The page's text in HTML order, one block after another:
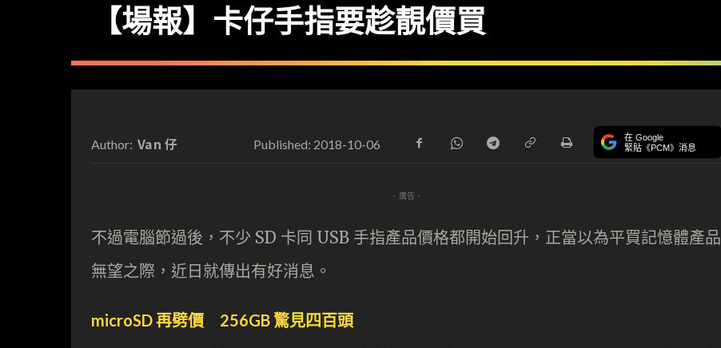
【場報】卡仔手指要趁靚價買
Author: Van 仔 Published: 2018-10-06 在 Google
緊貼《PCM》消息
- 廣告 -
不過電腦節過後，不少 SD 卡同 USB 手指產品價格都開始回升，正當以為平買記憶體產品
無望之際，近日就傳出有好消息。
microSD 再劈價 256GB 驚見四百頭